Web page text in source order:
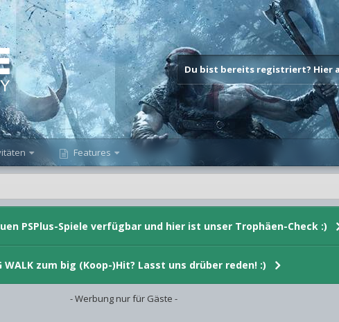
Du bist bereits registriert? Hier
Features
PSPlus-Spiele verfügbar und hier ist unser Trophäen-Check :)
WALK zum big (Koop-)Hit? Lasst uns drüber reden! :)
- Werbung nur für Gäste -